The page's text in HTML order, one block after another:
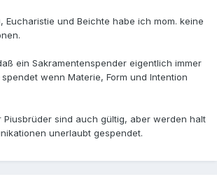
Eucharistie und Beichte habe ich mom. keine
ein Sakramentenspender eigentlich immer
wenn Materie, Form und Intention
Piusbrüder sind auch gültig, aber werden halt
unerlaubt gespendet.